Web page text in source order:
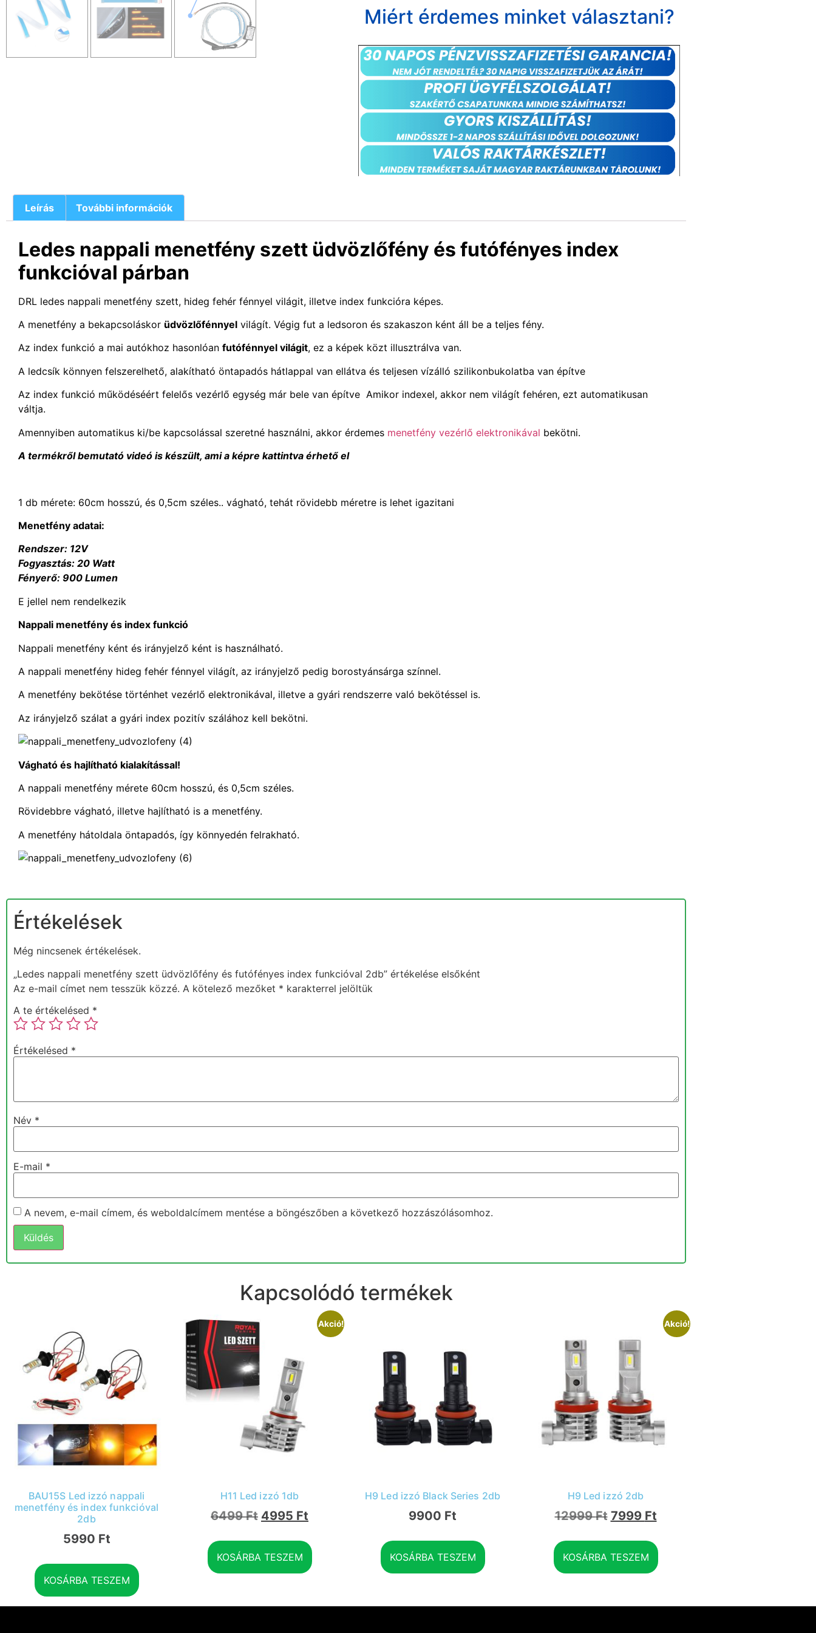
Miért érdemes minket választani?
Leírás További információk
Ledes nappali menetfény szett üdvözlőfény és futófényes index
funkcióval párban
DRL ledes nappali menetfény szett, hideg fehér fénnyel világit, illetve index funkcióra képes.
A menetfény a bekapcsoláskor üdvözlőfénnyel világít. Végig fut a ledsoron és szakaszon ként áll be a teljes fény.
Az index funkció a mai autókhoz hasonlóan futófénnyel világit, ez a képek közt illusztrálva van.
A ledcsík könnyen felszerelhető, alakítható öntapadós hátlappal van ellátva és teljesen vízálló szilikonbukolatba van építve
Az index funkció működéséért felelős vezérlő egység már bele van építve Amikor indexel, akkor nem világít fehéren, ezt automatikusan
váltja.
Amennyiben automatikus ki/be kapcsolással szeretné használni, akkor érdemes menetfény vezérlő elektronikával bekötni.
A termékről bemutató videó is készült, ami a képre kattintva érhető el
1 db mérete: 60cm hosszú, és 0,5cm széles.. vágható, tehát rövidebb méretre is lehet igazitani
Menetfény adatai:
Rendszer: 12V
Fogyasztás: 20 Watt
Fényerő: 900 Lumen
E jellel nem rendelkezik
Nappali menetfény és index funkció
Nappali menetfény ként és irányjelző ként is használható.
A nappali menetfény hideg fehér fénnyel világít, az irányjelző pedig borostyánsárga színnel.
A menetfény bekötése történhet vezérlő elektronikával, illetve a gyári rendszerre való bekötéssel is.
Az irányjelző szálat a gyári index pozitív szálához kell bekötni.
Vágható és hajlítható kialakítással!
A nappali menetfény mérete 60cm hosszú, és 0,5cm széles.
Rövidebbre vágható, illetve hajlítható is a menetfény.
A menetfény hátoldala öntapadós, így könnyedén felrakható.
Értékelések
Még nincsenek értékelések.
„Ledes nappali menetfény szett üdvözlőfény és futófényes index funkcióval 2db” értékelése elsőként
Az e-mail címet nem tesszük közzé. A kötelező mezőket * karakterrel jelöltük
A te értékelésed *
Értékelésed *
Név *
E-mail *
A nevem, e-mail címem, és weboldalcímem mentése a böngészőben a következő hozzászólásomhoz.
Kapcsolódó termékek
BAU15S Led izzó nappali
menetfény és index funkcióval
2db
5990 Ft
KOSÁRBA TESZEM
Akció!
H11 Led izzó 1db
6499Ft 4995 Ft
KOSÁRBA TESZEM
H9 Led izzó Black Series 2db
9900 Ft
KOSÁRBA TESZEM
Akció!
H9 Led izzó 2db
12999Ft 7999 Ft
KOSÁRBA TESZEM